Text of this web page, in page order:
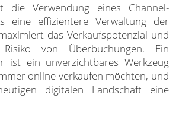
die Verwendung eines Channel-
eine effizientere Verwaltung der
das Verkaufspotenzial und
von Überbuchungen. Ein
ist ein unverzichtbares Werkzeug
online verkaufen möchten, und
digitalen Landschaft eine